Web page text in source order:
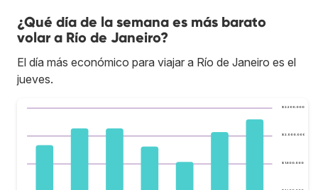
¿Qué día de la semana es más barato
volar a Río de Janeiro?
El día más económico para viajar a Río de Janeiro es el
jueves.
$ 1.800.000
$ 2.000.000
$ 2.200.000